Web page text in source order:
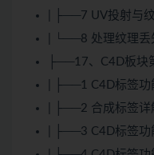
| ├──7 UV投射与
| └──8 处理纹理
├──17、C4D板块
| ├──1 C4D标签
| ├──2 合成标签
| ├──3 C4D标签